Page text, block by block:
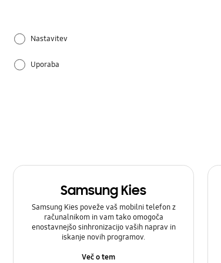
Nastavitev
Uporaba
Samsung Kies
Samsung Kies poveže vaš mobilni telefon z
računalnikom in vam tako omogoča
enostavnejšo sinhronizacijo vaših naprav in
iskanje novih programov.
Več o tem